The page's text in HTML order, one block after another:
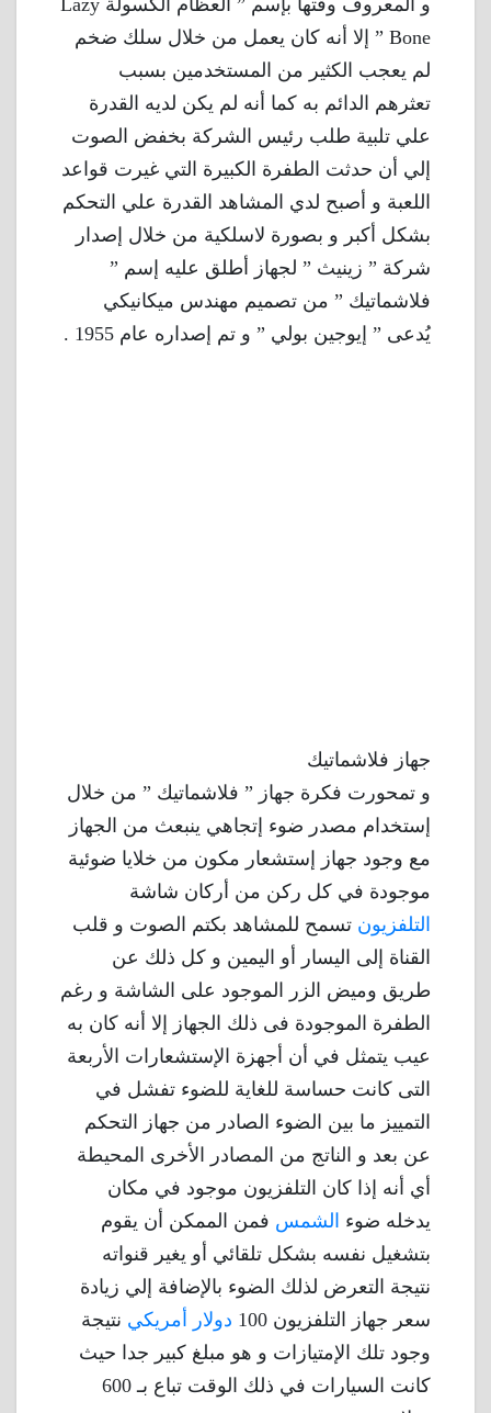
و المعروف وقتها بإسم ” العظام الكسولة Lazy
Bone ” إلا أنه كان يعمل من خلال سلك ضخم
لم يعجب الكثير من المستخدمين بسبب
تعثرهم الدائم به كما أنه لم يكن لديه القدرة
علي تلبية طلب رئيس الشركة بخفض الصوت
إلي أن حدثت الطفرة الكبيرة التي غيرت قواعد
اللعبة و أصبح لدي المشاهد القدرة علي التحكم
بشكل أكبر و بصورة لاسلكية من خلال إصدار
شركة ” زينيث ” لجهاز أطلق عليه إسم ”
فلاشماتيك ” من تصميم مهندس ميكانيكي
يُدعى ” إيوجين بولي ” و تم إصداره عام 1955 .
جهاز فلاشماتيك
و تمحورت فكرة جهاز ” فلاشماتيك ” من خلال
إستخدام مصدر ضوء إتجاهي ينبعث من الجهاز
مع وجود جهاز إستشعار مكون من خلايا ضوئية
موجودة في كل ركن من أركان شاشة
التلفزيون تسمح للمشاهد بكتم الصوت و قلب
القناة إلى اليسار أو اليمين و كل ذلك عن
طريق وميض الزر الموجود على الشاشة و رغم
الطفرة الموجودة فى ذلك الجهاز إلا أنه كان به
عيب يتمثل في أن أجهزة الإستشعارات الأربعة
التى كانت حساسة للغاية للضوء تفشل في
التمييز ما بين الضوء الصادر من جهاز التحكم
عن بعد و الناتج من المصادر الأخرى المحيطة
أي أنه إذا كان التلفزيون موجود في مكان
يدخله ضوء الشمس فمن الممكن أن يقوم
بتشغيل نفسه بشكل تلقائي أو يغير قنواته
نتيجة التعرض لذلك الضوء بالإضافة إلي زيادة
سعر جهاز التلفزيون 100
دولار أمريكي نتيجة
وجود تلك الإمتيازات و هو مبلغ كبير جدا حيث
كانت السيارات في ذلك الوقت تباع بـ 600